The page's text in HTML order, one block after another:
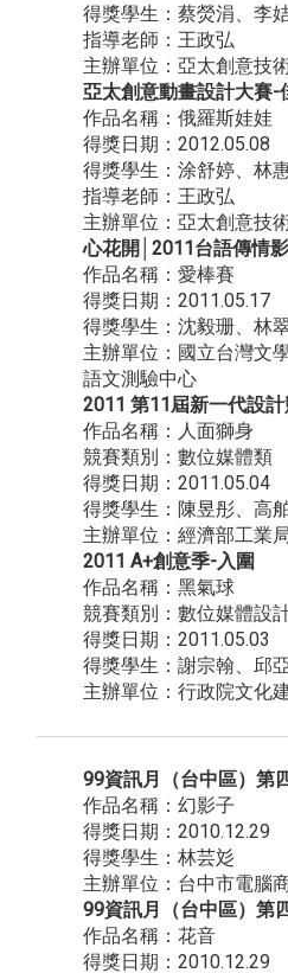
得獎學生：蔡熒涓、李
指導老師：王政弘
主辦單位：亞太創意技
亞太創意動畫設計大賽-
作品名稱：俄羅斯娃娃
得獎日期：2012.05.08
得獎學生：涂舒婷、林
指導老師：王政弘
主辦單位：亞太創意技
心花開│2011台語傳情
作品名稱：愛棒賽
得獎日期：2011.05.17
得獎學生：沈毅珊、林
主辦單位：國立台灣文
語文測驗中心
2011 第11屆新一代設
作品名稱：人面獅身
競賽類別：數位媒體類
得獎日期：2011.05.04
得獎學生：陳昱彤、高
主辦單位：經濟部工業
2011 A+創意季-入圍
作品名稱：黑氣球
競賽類別：數位媒體設
得獎日期：2011.05.03
得獎學生：謝宗翰、邱
主辦單位：行政院文化
99資訊月（台中區）第
作品名稱：幻影子
得獎日期：2010.12.29
得獎學生：林芸彣
主辦單位：台中市電腦
99資訊月（台中區）第
作品名稱：花音
得獎日期：2010.12.29